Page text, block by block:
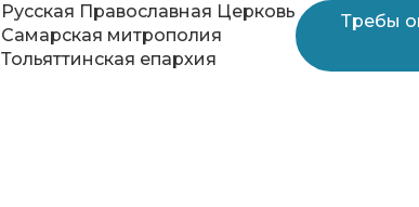
Русская Православная Церковь
Самарская митрополия
Тольяттинская епархия
Требы